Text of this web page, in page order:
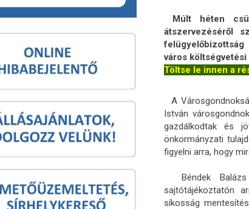
Múlt héten
átszervezéséről
felügyelőbizottság
város
Töltse le innen a
A
István
gazdálkodtak és
önkormányzati
figyelni arra, hogy
Béndek Balázs
sajtótájékoztatón
síkosság